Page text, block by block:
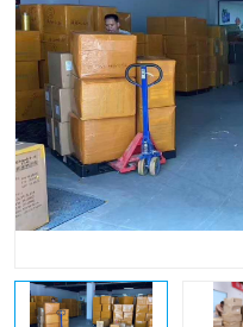
UPS国际快递
深圳国际物流公司
DHL国际快递电话
新能源电池出口物流